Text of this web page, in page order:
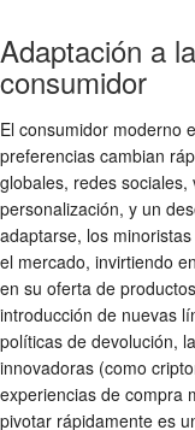
Adaptación a
consumidor
El consumidor moderno
preferencias cambian
globales, redes
personalización, y un
adaptarse, los
el mercado, invirtiendo
en su oferta de
introducción de nuevas
políticas de devolución,
innovadoras (como
experiencias de compra
pivotar rápidamente es